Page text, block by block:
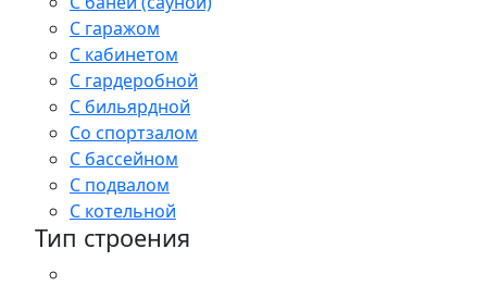
С гаражом
С кабинетом
С гардеробной
С бильярдной
Со спортзалом
С бассейном
С подвалом
С котельной
Тип строения